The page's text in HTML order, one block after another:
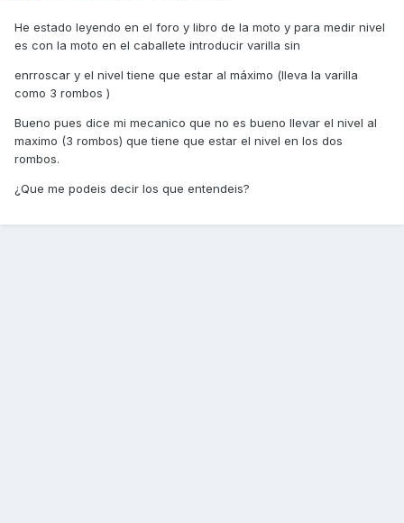
He estado leyendo en el foro y libro de la moto y para medir nivel
es con la moto en el caballete introducir varilla sin
enrroscar y el nivel tiene que estar al máximo (lleva la varilla
como 3 rombos )
Bueno pues dice mi mecanico que no es bueno llevar el nivel al
maximo (3 rombos) que tiene que estar el nivel en los dos
rombos.
¿Que me podeis decir los que entendeis?